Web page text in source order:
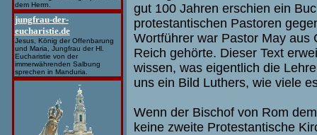
dem Herrn.
jungfrau-der-
eucharistie.de
Jesus, König der Offenbarung
und Maria, Jungfrau der Hl.
Eucharistie von der
immerwährenden Salbung
sprechen in Manduria.
gut 100 Jahren erschien ein
protestantischen Pastoren
Wortführer war Pastor May aus
Reich gehörte. Dieser Text
wissen, was eigentlich die
uns ein Bild Luthers, wie viele
Wenn der Bischof von Rom
keine zweite Protestantische